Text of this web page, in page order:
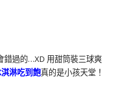
錯過的…XD 用甜筒裝三球爽
淋吃到飽真的是小孩天堂！